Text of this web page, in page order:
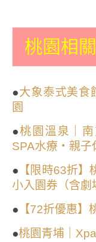
桃園相
●大象泰式美食
園
●桃園溫泉｜
SPA水療・親子
● 【限時63折
小入園券（含劇
● 【72折優惠】
●桃園青埔｜